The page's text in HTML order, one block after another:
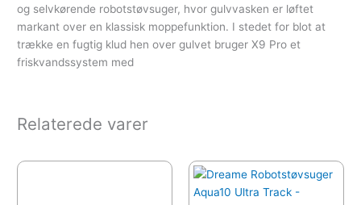
og selvkørende robotstøvsuger, hvor gulvvasken er løftet
markant over en klassisk moppefunktion. I stedet for blot at
trække en fugtig klud hen over gulvet bruger X9 Pro et
friskvandssystem med
Relaterede varer